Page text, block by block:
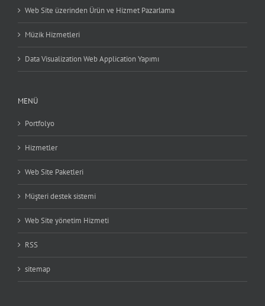
Web Site üzerinden Ürün ve Hizmet Pazarlama
Müzik Hizmetleri
Data Visualization Web Application Yapımı
MENÜ
Portfolyo
Hizmetler
Web Site Paketleri
Müşteri destek sistemi
Web Site yönetim Hizmeti
RSS
sitemap